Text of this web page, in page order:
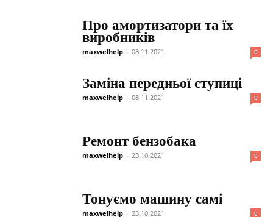
Про амортизатори та їх
виробників
maxwelhelp - 08.11.2021 0
Заміна передньої ступиці
maxwelhelp - 08.11.2021 0
Ремонт бензобака
maxwelhelp - 23.10.2021 0
Тонуємо машину самі
maxwelhelp - 23.10.2021 0